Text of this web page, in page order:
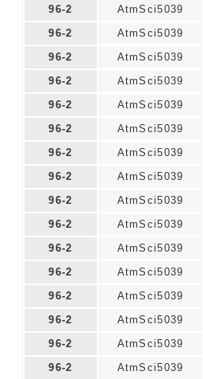
96-2
AtmSci5039
96-2
AtmSci5039
96-2
AtmSci5039
96-2
AtmSci5039
96-2
AtmSci5039
96-2
AtmSci5039
96-2
AtmSci5039
96-2
AtmSci5039
96-2
AtmSci5039
96-2
AtmSci5039
96-2
AtmSci5039
96-2
AtmSci5039
96-2
AtmSci5039
96-2
AtmSci5039
96-2
AtmSci5039
96-2
AtmSci5039